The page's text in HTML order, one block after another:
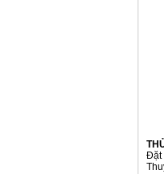
Đặt